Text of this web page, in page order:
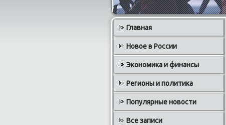
Главная
Новое в России
Экономика и финансы
Регионы и политика
Популярные новости
Все записи